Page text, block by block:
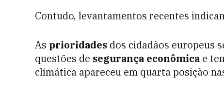
Contudo, levantamentos recentes
As prioridades dos cidadãos europeus
questões de segurança econômica e
climática apareceu em quarta posição